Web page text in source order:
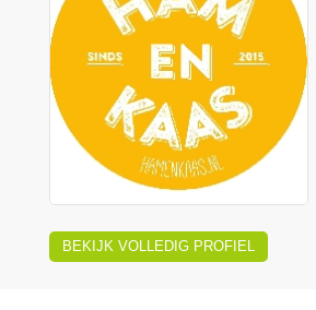
BEKIJK VOLLEDIG PROFIEL